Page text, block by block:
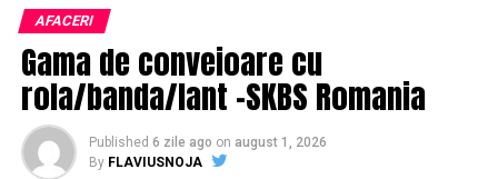
contribuie la izolarea fonică. Chiar și cea mai
performantă sticlă își pierde din eficiență dacă profilul
ferestrei și garniturile nu sunt de calitate.
Ferestrele PVC moderne sunt proiectate cuprofile
multicamerale, adică au mai multe compartimente în
interior. Aceste camere nu doar îmbunătățesc izolarea
Organizatorii care doresc să crească vizibilitatea unui
eveniment cu acces gratuit pot solicita o ofertă de
promovare din partea echipei EvenimenteGratuite.ro.
Adresa de contact estesalut@evenimentegratuite.ro
AFACERI
Gama de conveioare cu
rola/banda/lant -SKBS Romania
Published 6 zile ago on august 1, 2026
By FLAVIUSNOJA